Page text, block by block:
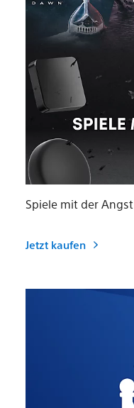
Spiele mit der Angst
Jetzt kaufen